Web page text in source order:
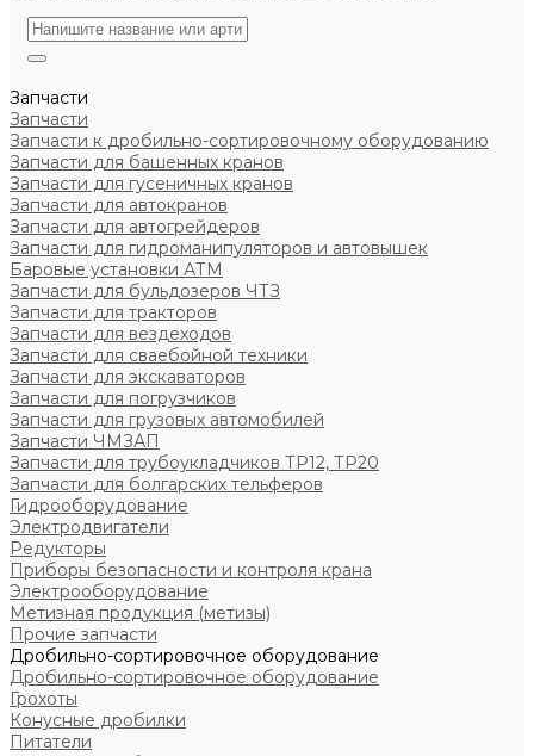
Запчасти
Запчасти
Запчасти к дробильно-сортировочному оборудованию
Запчасти для башенных кранов
Запчасти для гусеничных кранов
Запчасти для автокранов
Запчасти для автогрейдеров
Запчасти для гидроманипуляторов и автовышек
Баровые установки АТМ
Запчасти для бульдозеров ЧТЗ
Запчасти для тракторов
Запчасти для вездеходов
Запчасти для сваебойной техники
Запчасти для экскаваторов
Запчасти для погрузчиков
Запчасти для грузовых автомобилей
Запчасти ЧМЗАП
Запчасти для трубоукладчиков ТР12, ТР20
Запчасти для болгарских тельферов
Гидрооборудование
Электродвигатели
Редукторы
Приборы безопасности и контроля крана
Электрооборудование
Метизная продукция (метизы)
Прочие запчасти
Дробильно-сортировочное оборудование
Дробильно-сортировочное оборудование
Грохоты
Конусные дробилки
Питатели